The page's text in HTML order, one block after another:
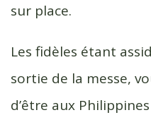
sur place.
Les fidèles étant
sortie de la messe,
d’être aux